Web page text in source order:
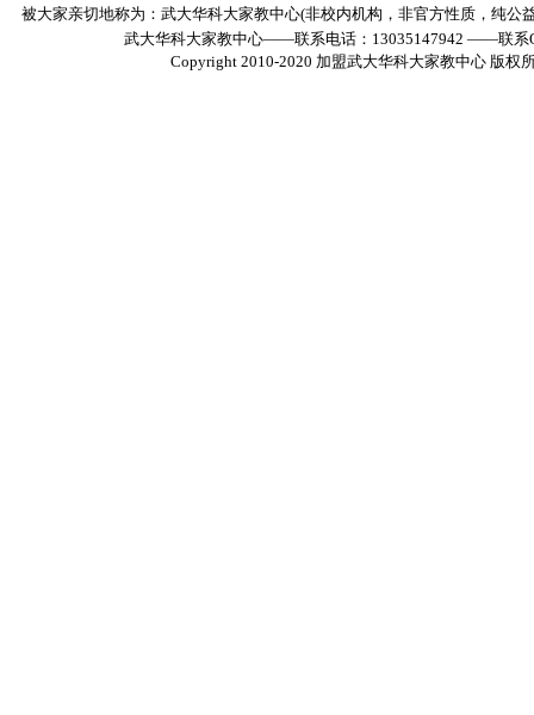
被大家亲切地称为：武大华科大家教中心(非校内机构，非官方性质，纯
武大华科大家教中心——联系电话：13035147942 ——联系
Copyright 2010-2020 加盟武大华科大家教中心 版权